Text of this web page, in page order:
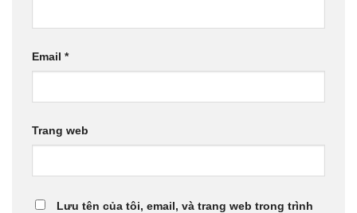
Email *
Trang web
Lưu tên của tôi, email, và trang web trong trình